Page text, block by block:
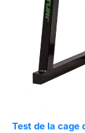
Test de la cage